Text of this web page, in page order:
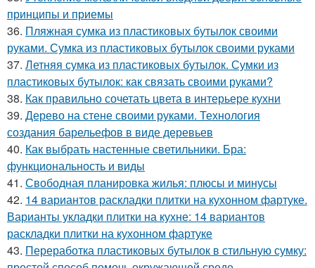
принципы и приемы
36. Пляжная сумка из пластиковых бутылок своими
руками. Сумка из пластиковых бутылок своими руками
37. Летняя сумка из пластиковых бутылок. Сумки из
пластиковых бутылок: как связать своими руками?
38. Как правильно сочетать цвета в интерьере кухни
39. Дерево на стене своими руками. Технология
создания барельефов в виде деревьев
40. Как выбрать настенные светильники. Бра:
функциональность и виды
41. Свободная планировка жилья: плюсы и минусы
42. 14 вариантов раскладки плитки на кухонном фартуке.
Варианты укладки плитки на кухне: 14 вариантов
раскладки плитки на кухонном фартуке
43. Переработка пластиковых бутылок в стильную сумку: